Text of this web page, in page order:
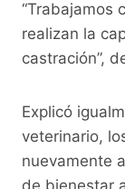
“Trabajamos
realizan la
castración”,
Explicó
veterinario,
nuevamente
de bienestar